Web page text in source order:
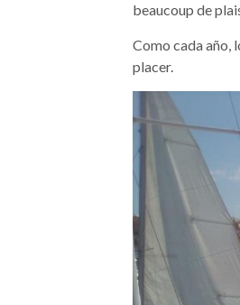
beaucoup de
Como cada año,
placer.